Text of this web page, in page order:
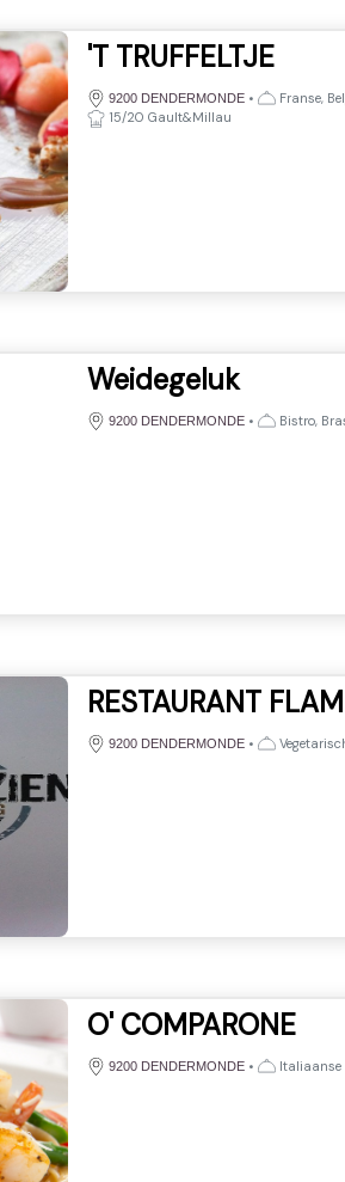
'T TRUFFELTJE
9200 DENDERMONDE •
Franse,
15/20 Gault&Millau
Weidegeluk
9200 DENDERMONDE • Bistro,
RESTAURANT
9200 DENDERMONDE •
O' COMPARONE
9200 DENDERMONDE • Italiaanse